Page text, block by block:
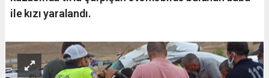
ile kızı yaralandı.